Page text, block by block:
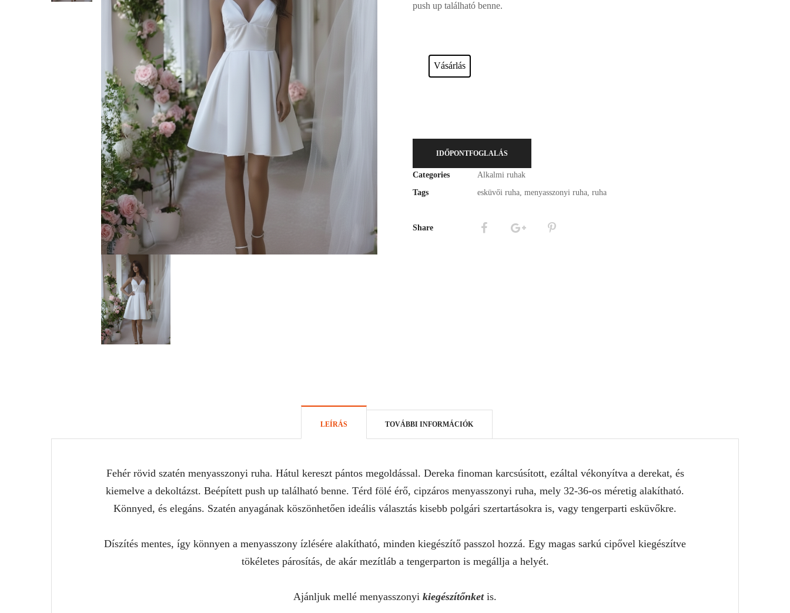
push up található benne.
Vásárlás
IDŐPONTFOGLALÁS
Categories
Alkalmi ruhak
Tags
esküvői ruha menyasszonyi ruha ruha
Share
LEÍRÁS TOVÁBBI INFORMÁCIÓK
Fehér rövid szatén menyasszonyi ruha. Hátul kereszt pántos megoldással. Dereka finoman karcsúsított, ezáltal vékonyítva a derekat, és
kiemelve a dekoltázst. Beépített push up található benne. Térd fölé érő, cipzáros menyasszonyi ruha, mely 32-36-os méretig alakítható.
Könnyed, és elegáns. Szatén anyagának köszönhetően ideális választás kisebb polgári szertartásokra is, vagy tengerparti esküvőkre.
Díszítés mentes, így könnyen a menyasszony ízlésére alakítható, minden kiegészítő passzol hozzá. Egy magas sarkú cipővel kiegészítve
tökéletes párosítás, de akár mezítláb a tengerparton is megállja a helyét.
Ajánljuk mellé menyasszonyi kiegészítőnketis.